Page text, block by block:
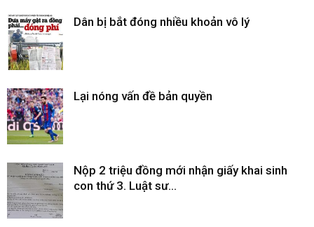
Dân bị bắt đóng nhiều khoản vô lý
Lại nóng vấn đề bản quyền
Nộp 2 triệu đồng mới nhận giấy khai sinh
con thứ 3. Luật sư...